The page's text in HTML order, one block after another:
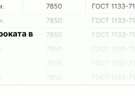
7850
ГОСТ 1133-71
7850
ГОСТ 1133-71
7850
ГОСТ 1133-71
7850
ГОСТ 1133-71
7850
ГОСТ 1133-71
7850 ГОСТ 1133-71
в